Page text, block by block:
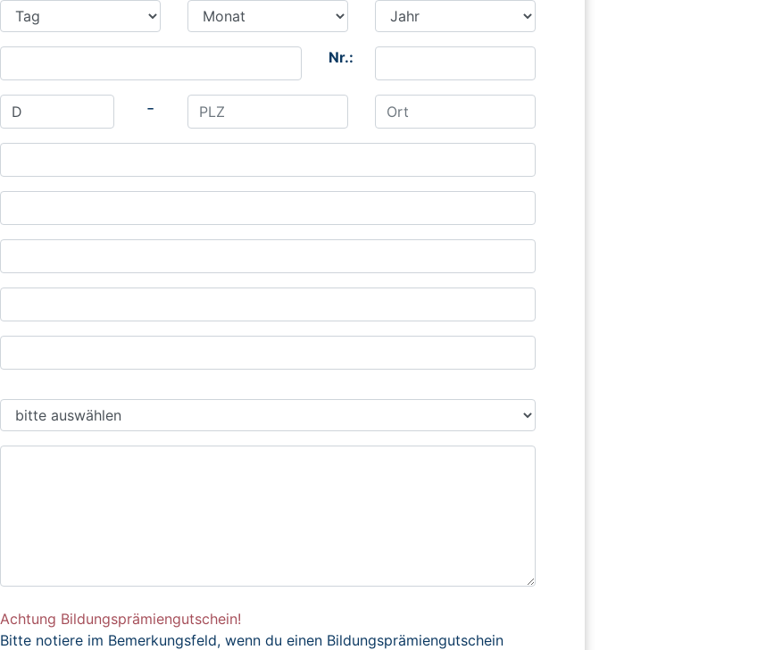
Nr.:
-
Achtung Bildungsprämiengutschein!
Bitte notiere im Bemerkungsfeld, wenn du einen Bildungsprämiengutschein